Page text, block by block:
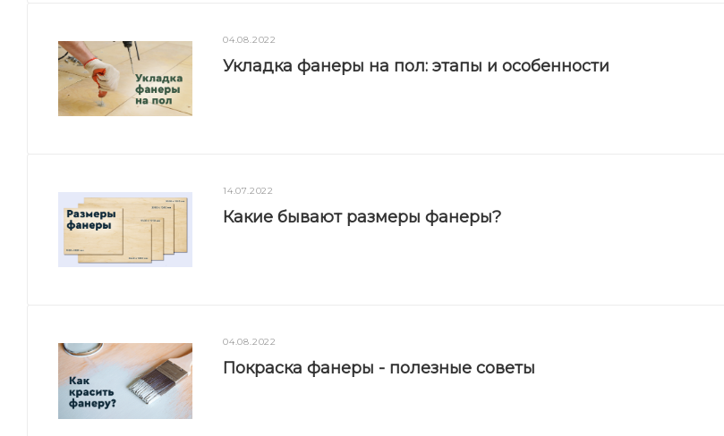
04.08.2022
Укладка фанеры на пол: этапы и особенности
14.07.2022
Какие бывают размеры фанеры?
04.08.2022
Покраска фанеры - полезные советы